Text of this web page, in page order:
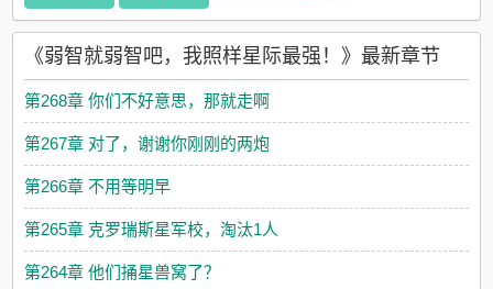
《弱智就弱智吧，我照样星际最强！》最新章节
第268章 你们不好意思，那就走啊
第267章 对了，谢谢你刚刚的两炮
第266章 不用等明早
第265章 克罗瑞斯星军校，淘汰1人
第264章 他们捅星兽窝了？